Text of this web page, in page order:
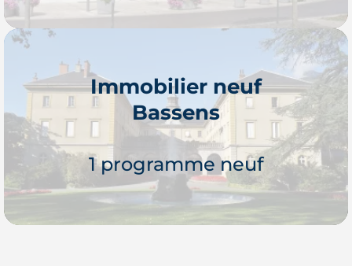
Je découvre
Immobilier neuf
Bassens
1 programme neuf